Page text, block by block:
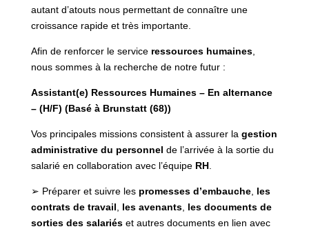
autant d’atouts nous permettant de connaître une
croissance rapide et très importante.
Afin de renforcer le service ressources humaines,
nous sommes à la recherche de notre futur :
Assistant(e) Ressources Humaines – En alternance
– (H/F) (Basé à Brunstatt (68))
Vos principales missions consistent à assurer la gestion
administrative du personnel de l’arrivée à la sortie du
salarié en collaboration avec l’équipe RH.
➢ Préparer et suivre les promesses d’embauche, les
contrats de travail
les avenants, les documents de
sorties des salariéset autres documents en lien avec